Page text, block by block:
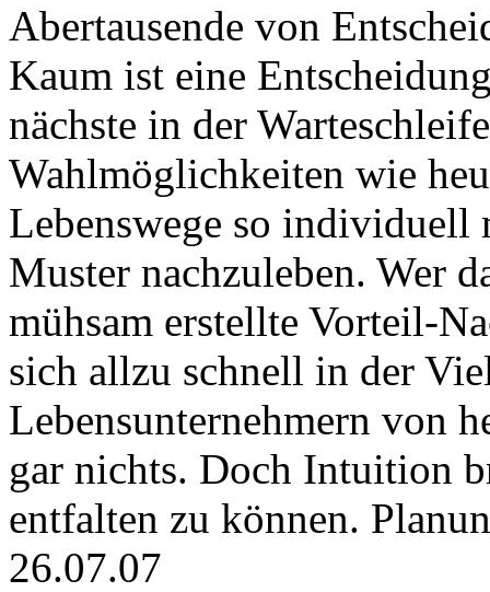
Abertausende von
Kaum ist eine
nächste in der
Wahlmöglichkeiten wie
Lebenswege so individuell
Muster nachzuleben. Wer
mühsam erstellte Vorteil-
sich allzu schnell in der
Lebensunternehmern von
gar nichts. Doch Intuition
entfalten zu können.
26.07.07